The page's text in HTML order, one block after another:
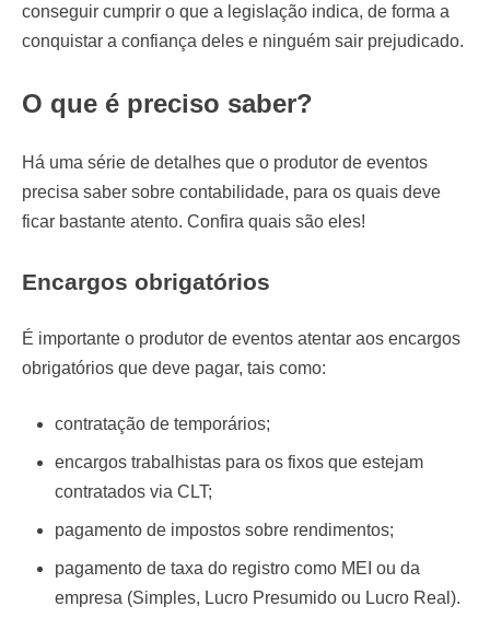
conseguir cumprir o que a legislação indica, de forma a
conquistar a confiança deles e ninguém sair prejudicado.
O que é preciso saber?
Há uma série de detalhes que o produtor de eventos
precisa saber sobre contabilidade, para os quais deve
ficar bastante atento. Confira quais são eles!
Encargos obrigatórios
É importante o produtor de eventos atentar aos encargos
obrigatórios que deve pagar, tais como:
contratação de temporários;
encargos trabalhistas para os fixos que estejam
contratados via CLT;
pagamento de impostos sobre rendimentos;
pagamento de taxa do registro como MEI ou da
empresa (Simples, Lucro Presumido ou Lucro Real).